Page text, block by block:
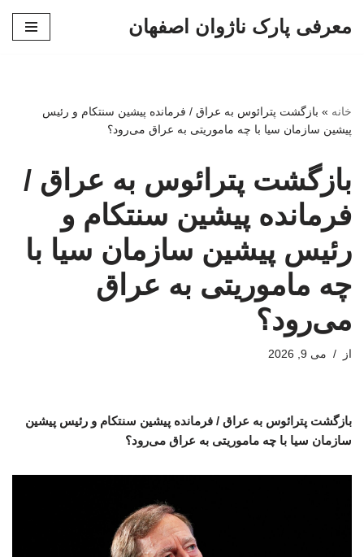
معرفی پارک ناژوان اصفهان
خانه » بازگشت پترائوس به عراق / فرمانده پیشین سنتکام و رئیس
پیشین سازمان سیا با چه ماموریتی به عراق می‌رود؟
بازگشت پترائوس به عراق /
فرمانده پیشین سنتکام و
رئیس پیشین سازمان سیا با
چه ماموریتی به عراق
می‌رود؟
از می 9, 2026
بازگشت پترائوس به عراق / فرمانده پیشین سنتکام و رئیس پیشین
سازمان سیا با چه ماموریتی به عراق می‌رود؟